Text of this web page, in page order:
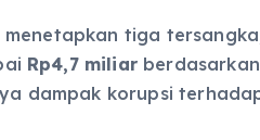
tiga
Rp4,7 miliarberdasarkan
dampak korupsi